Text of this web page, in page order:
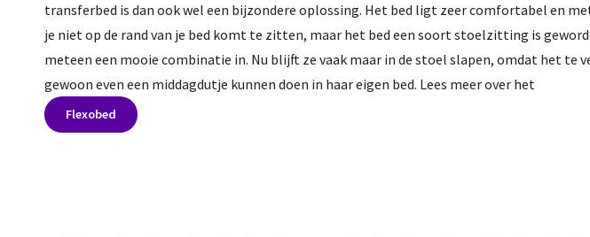
transferbed is dan ook wel een bijzondere oplossing. Het bed ligt zeer comfortabel en
je niet op de rand van je bed komt te zitten, maar het bed een soort stoelzitting is
meteen een mooie combinatie in. Nu blijft ze vaak maar in de stoel slapen, omdat het te
gewoon even een middagdutje kunnen doen in haar eigen bed. Lees meer over het
Flexobed